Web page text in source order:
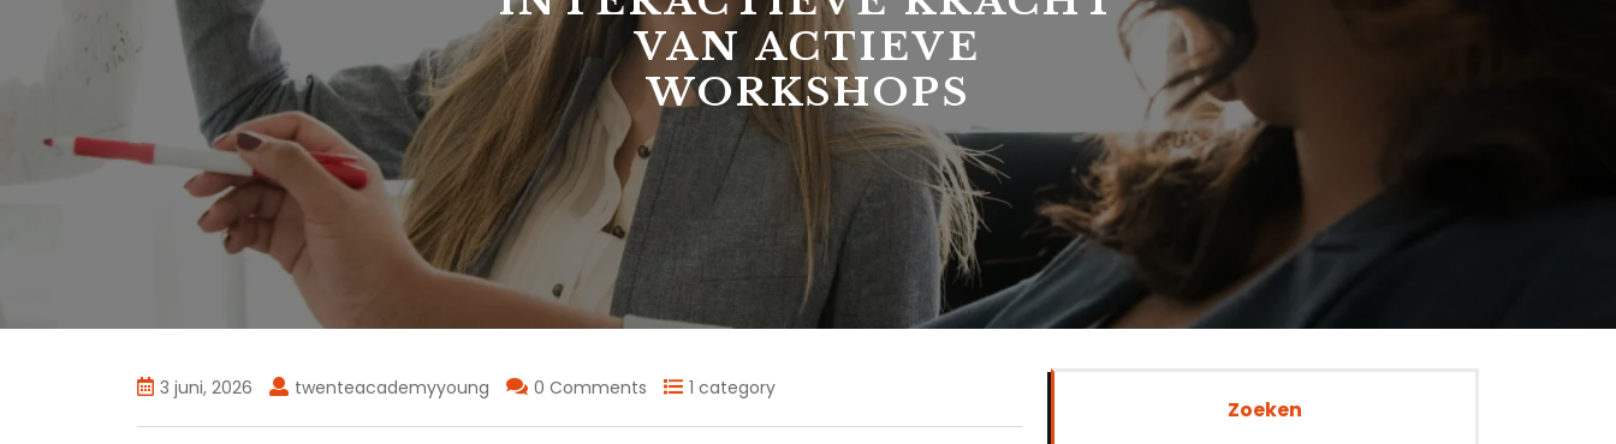
VAN ACTIEVE
WORKSHOPS
3 juni, 2026 twenteacademyyoung 0 Comments 1 category
Zoeken